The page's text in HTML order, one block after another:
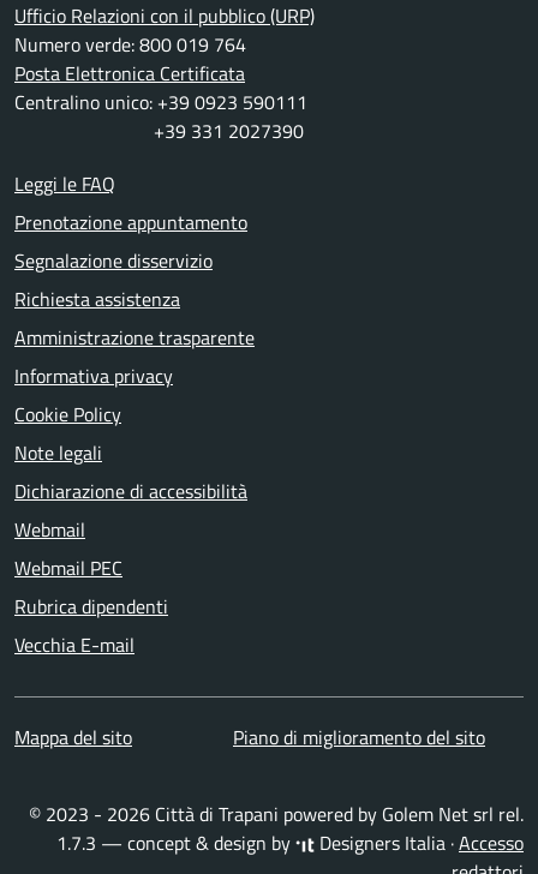
Ufficio Relazioni con il pubblico (URP)
Numero verde: 800 019 764
Posta Elettronica Certificata
Centralino unico: +39 0923 590111
+39 331 2027390
Leggi le FAQ
Prenotazione appuntamento
Segnalazione disservizio
Richiesta assistenza
Amministrazione trasparente
Informativa privacy
Cookie Policy
Note legali
Dichiarazione di accessibilità
Webmail
Webmail PEC
Rubrica dipendenti
Vecchia E-mail
Mappa del sito Piano di miglioramento del sito
© 2023 - 2026 Città di Trapani powered by Golem Net srl rel.
1.7.3 — concept & design by
Designers Italia ·Accesso